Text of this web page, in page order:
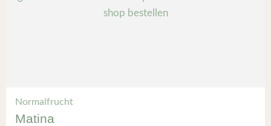
Normalfrucht
Matina